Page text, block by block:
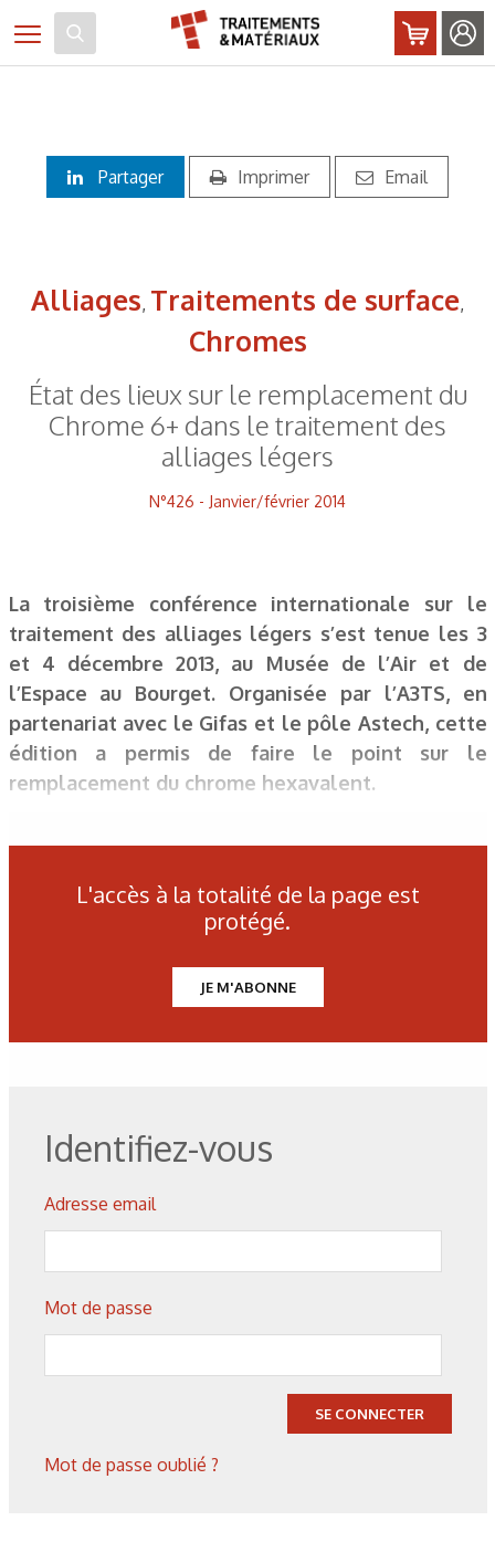
Toggle navigation
Partager Imprimer Email
Alliages, Traitements de surface,
Chromes
État des lieux sur le remplacement du
Chrome 6+ dans le traitement des
alliages légers
N°426 - Janvier/février 2014
La troisième conférence internationale sur le
traitement des alliages légers s’est tenue les 3
et 4 décembre 2013, au Musée de l’Air et de
l’Espace au Bourget. Organisée par l’A3TS, en
partenariat avec le Gifas et le pôle Astech, cette
édition a permis de faire le point sur le
remplacement du chrome hexavalent.
Les derniers articles sur ce
Search by tag result
Search result
L'accès à la totalité de la page est
protégé.
JE M'ABONNE
Identifiez-vous
Adresse email
Mot de passe
SE CONNECTER
Mot de passe oublié ?
Panneau de gestion des cookies